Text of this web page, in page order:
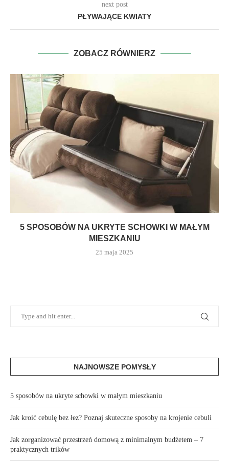
next post
PŁYWAJĄCE KWIATY
ZOBACZ RÓWNIERZ
5 SPOSOBÓW NA UKRYTE SCHOWKI W MAŁYM
MIESZKANIU
25 maja 2025
NAJNOWSZE POMYSŁY
5 sposobów na ukryte schowki w małym mieszkaniu
Jak kroić cebulę bez łez? Poznaj skuteczne sposoby na krojenie cebuli
Jak zorganizować przestrzeń domową z minimalnym budżetem – 7
praktycznych trików